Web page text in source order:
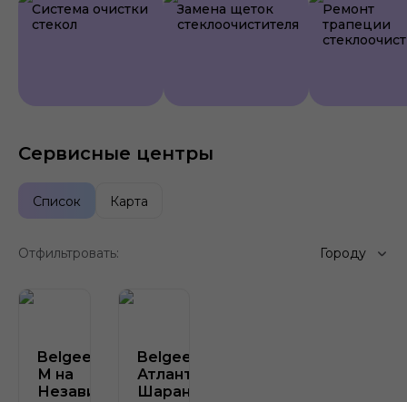
Система очистки
стекол
Замена щеток
стеклоочистителя
Ремонт
трапеции
Сервисные центры
Список Карта
Отфильтровать: Городу
Belgee Атлант-
М на
Независимости
Belgee
Атлант-М на
Шаранговича